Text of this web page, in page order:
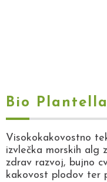
Bio
Visokokakovostno
izvlečka morskih alg
zdrav razvoj, bujno
kakovost plodov ter